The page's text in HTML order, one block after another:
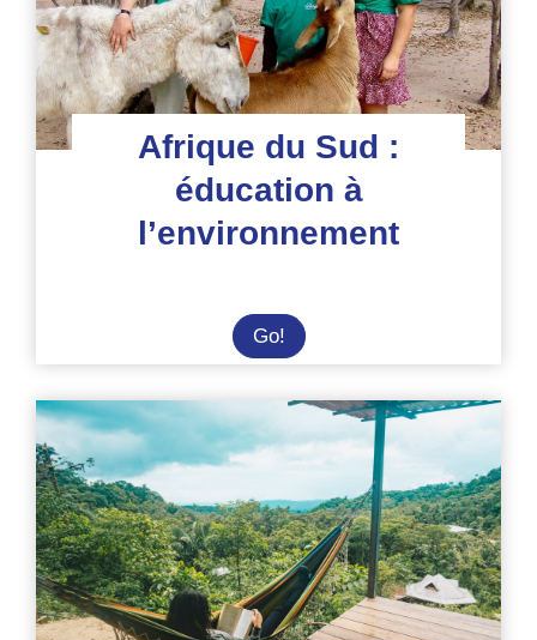
Afrique du Sud :
éducation à
l’environnement
Go!Afrique
du
éducation
l’environnement